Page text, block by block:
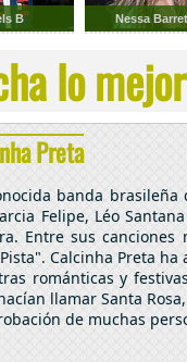
B Nessa
lo
Preta
banda
Felipe, Léo
Entre sus canciones
Calcinha Preta
románticas y
llamar Santa
de muchas